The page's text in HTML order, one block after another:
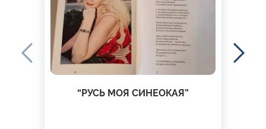
“РУСЬ МОЯ СИНЕОКАЯ”